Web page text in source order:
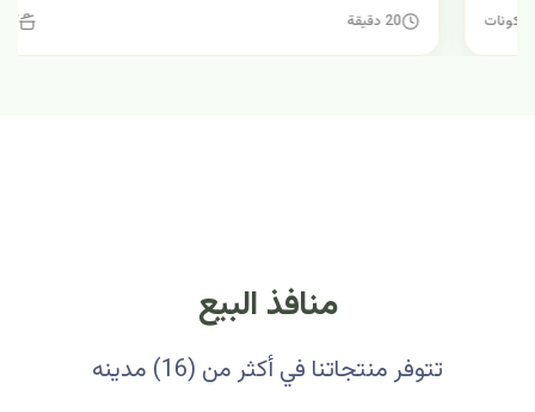
منافذ البيع
تتوفر منتجاتنا في أكثر من (16) مدينه